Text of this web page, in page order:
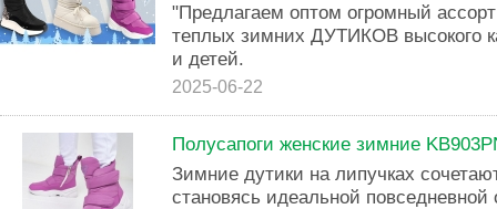
"Предлагаем оптом огромный
теплых зимних ДУТИКОВ высокого
и детей.
2025-06-22
Полусапоги женские зимние
Зимние дутики на липучках
становясь идеальной